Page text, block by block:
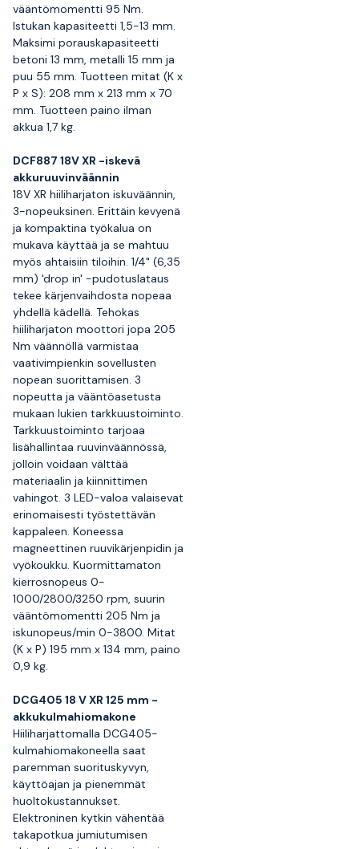
vääntömomentti 95 Nm.
Istukan kapasiteetti 1,5-13 mm.
Maksimi porauskapasiteetti
betoni 13 mm, metalli 15 mm ja
puu 55 mm. Tuotteen mitat (K x
P x S): 208 mm x 213 mm x 70
mm. Tuotteen paino ilman
akkua 1,7 kg.
DCF887 18V XR -iskevä
akkuruuvinväännin
18V XR hiiliharjaton iskuväännin,
3-nopeuksinen. Erittäin kevyenä
ja kompaktina työkalua on
mukava käyttää ja se mahtuu
myös ahtaisiin tiloihin. 1/4" (6,35
mm) 'drop in' -pudotuslataus
tekee kärjenvaihdosta nopeaa
yhdellä kädellä. Tehokas
hiiliharjaton moottori jopa 205
Nm väännöllä varmistaa
vaativimpienkin sovellusten
nopean suorittamisen. 3
nopeutta ja vääntöasetusta
mukaan lukien tarkkuustoiminto.
Tarkkuustoiminto tarjoaa
lisähallintaa ruuvinväännössä,
jolloin voidaan välttää
materiaalin ja kiinnittimen
vahingot. 3 LED-valoa valaisevat
erinomaisesti työstettävän
kappaleen. Koneessa
magneettinen ruuvikärjenpidin ja
vyökoukku. Kuormittamaton
kierrosnopeus 0-
1000/2800/3250 rpm, suurin
vääntömomentti 205 Nm ja
iskunopeus/min 0-3800. Mitat
(K x P) 195 mm x 134 mm, paino
0,9 kg.
DCG405 18 V XR 125 mm -
akkukulmahiomakone
Hiiliharjattomalla DCG405-
kulmahiomakoneella saat
paremman suorituskyvyn,
käyttöajan ja pienemmät
huoltokustannukset.
Elektroninen kytkin vähentää
takapotkua jumiutumisen